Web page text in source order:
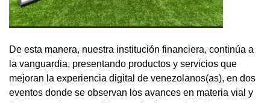
De esta manera, nuestra institución financiera, continúa a
la vanguardia, presentando productos y servicios que
mejoran la experiencia digital de venezolanos(as), en dos
eventos donde se observan los avances en materia vial y